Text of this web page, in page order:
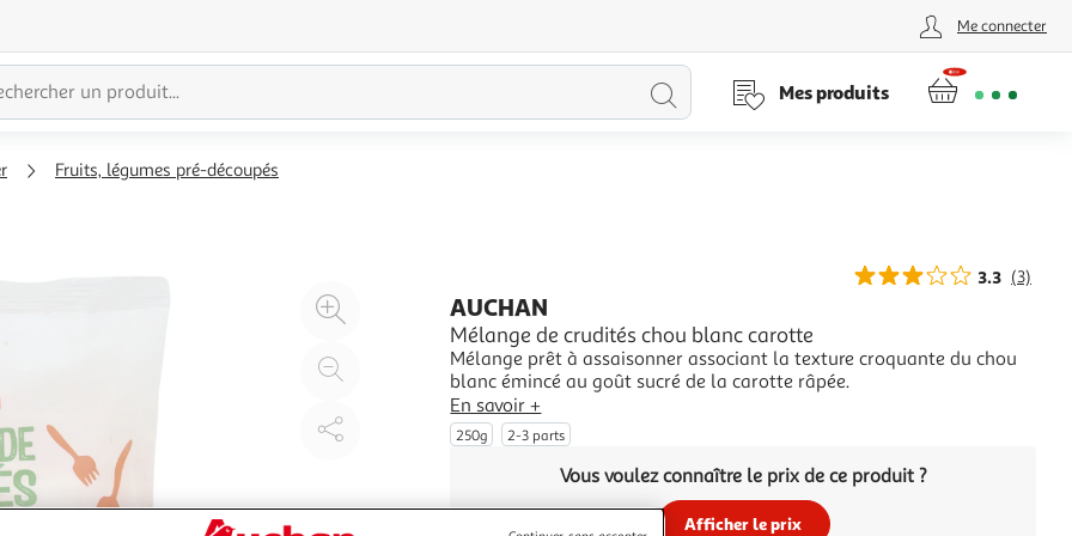
Me connecter
Lancer
Mes produits
Fruits, légumes pré-découpés
Agrandir
l'illustration
l'illustration
Partager
3.3 (3)
AUCHAN
Mélange de crudités chou blanc carotte
Mélange prêt à assaisonner associant la texture croquante du chou
blanc émincé au goût sucré de la carotte râpée.
En savoir +
250g 2-3 parts
Vous voulez connaître le prix de ce produit ?
Afficher le prix